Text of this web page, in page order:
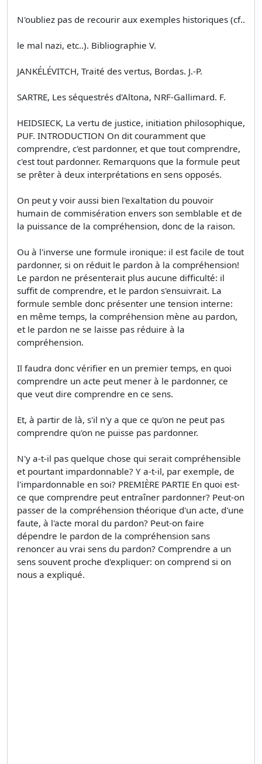
N'oubliez pas de recourir aux exemples historiques (cf..
le mal nazi, etc..). Bibliographie V.
JANKÉLÉVITCH, Traité des vertus, Bordas. J.-P.
SARTRE, Les séquestrés d'Altona, NRF-Gallimard. F.
HEIDSIECK, La vertu de justice, initiation philosophique,
PUF. INTRODUCTION On dit couramment que
comprendre, c'est pardonner, et que tout comprendre,
c'est tout pardonner. Remarquons que la formule peut
se prêter à deux interprétations en sens opposés.
On peut y voir aussi bien l'exaltation du pouvoir
humain de commisération envers son semblable et de
la puissance de la compréhension, donc de la raison.
Ou à l'inverse une formule ironique: il est facile de tout
pardonner, si on réduit le pardon à la compréhension!
Le pardon ne présenterait plus aucune difficulté: il
suffit de comprendre, et le pardon s'ensuivrait. La
formule semble donc présenter une tension interne:
en même temps, la compréhension mène au pardon,
et le pardon ne se laisse pas réduire à la
compréhension.
Il faudra donc vérifier en un premier temps, en quoi
comprendre un acte peut mener à le pardonner, ce
que veut dire comprendre en ce sens.
Et, à partir de là, s'il n'y a que ce qu'on ne peut pas
comprendre qu'on ne puisse pas pardonner.
N'y a-t-il pas quelque chose qui serait compréhensible
et pourtant impardonnable? Y a-t-il, par exemple, de
l'impardonnable en soi? PREMIÈRE PARTIE En quoi est-
ce que comprendre peut entraîner pardonner? Peut-on
passer de la compréhension théorique d'un acte, d'une
faute, à l'acte moral du pardon? Peut-on faire
dépendre le pardon de la compréhension sans
renoncer au vrai sens du pardon? Comprendre a un
sens souvent proche d'expliquer: on comprend si on
nous a expliqué.